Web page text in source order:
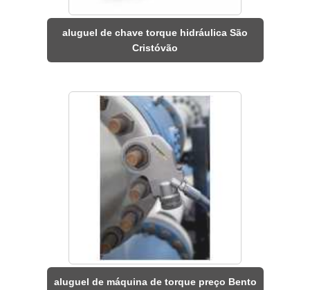
aluguel de chave torque hidráulica São
Cristóvão
aluguel de máquina de torque preço Bento